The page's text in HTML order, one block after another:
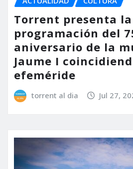
Torrent presenta la
programación del
aniversario de la
Jaume I
efeméride
torrent al dia Jul 27,